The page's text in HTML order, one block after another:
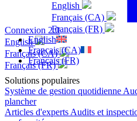
Connexion 2.0
English
Français (CA)
Français (FR)
English
Français (CA)
Français (FR)
English
Français (CA)
Français (FR)
Solutions populaires
Système de gestion quotidienne
plancher
Articles d'experts Audits et